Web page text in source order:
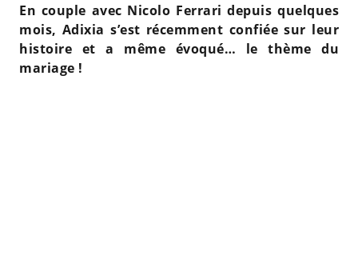
En couple avec Nicolo Ferrari depuis quelques
mois, Adixia s’est récemment confiée sur leur
histoire et a même évoqué… le thème du
mariage !